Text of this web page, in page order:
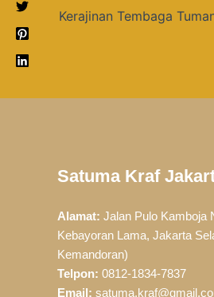
Kerajinan Tembaga
Satuma Kraf
Alamat: Jalan Pulo Kamboja
Kebayoran Lama, Jakarta
Kemandoran)
Telpon: 0812-1834-7837
Email: